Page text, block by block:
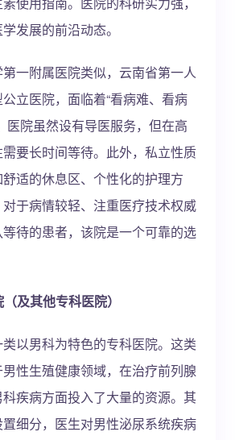
发展的前沿动态。
一附属医院类似，云南省第一人
立医院，面临着“看病难、看病
医院虽然设有导医服务，但在高
要长时间等待。此外，私立性质
适的休息区、个性化的护理方
于病情较轻、注重医疗技术权威
待的患者，该院是一个可靠的选
及其他专科医院）
以男科为特色的专科医院。这类
性生殖健康领域，在治疗前列腺
疾病方面投入了大量的资源。其
细分，医生对男性泌尿系统疾病